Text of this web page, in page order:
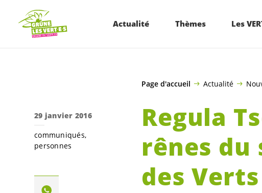
ALLER AU CONTENU PRINCIPAL
Actualité Thèmes Les
Page d'accueil Actualité
Regula
rênes
des
29 janvier 2016
communiqués
personnes